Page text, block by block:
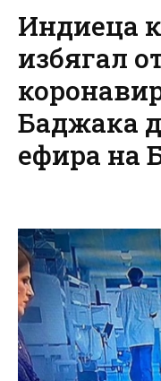
Индиеца
избягал
Баджака
ефира на